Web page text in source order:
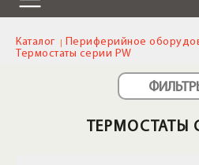
Каталог Периферийное
Термостаты серии PW
ТЕРМОСТАТЫ